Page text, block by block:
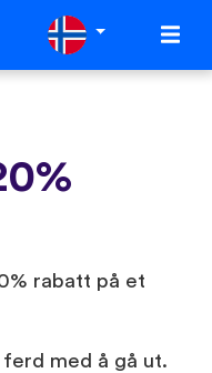
rabatt på et
med å gå ut.